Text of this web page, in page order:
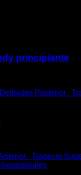
principiante
Posterior ∙
∙ Trapecio
Isquiotibiales